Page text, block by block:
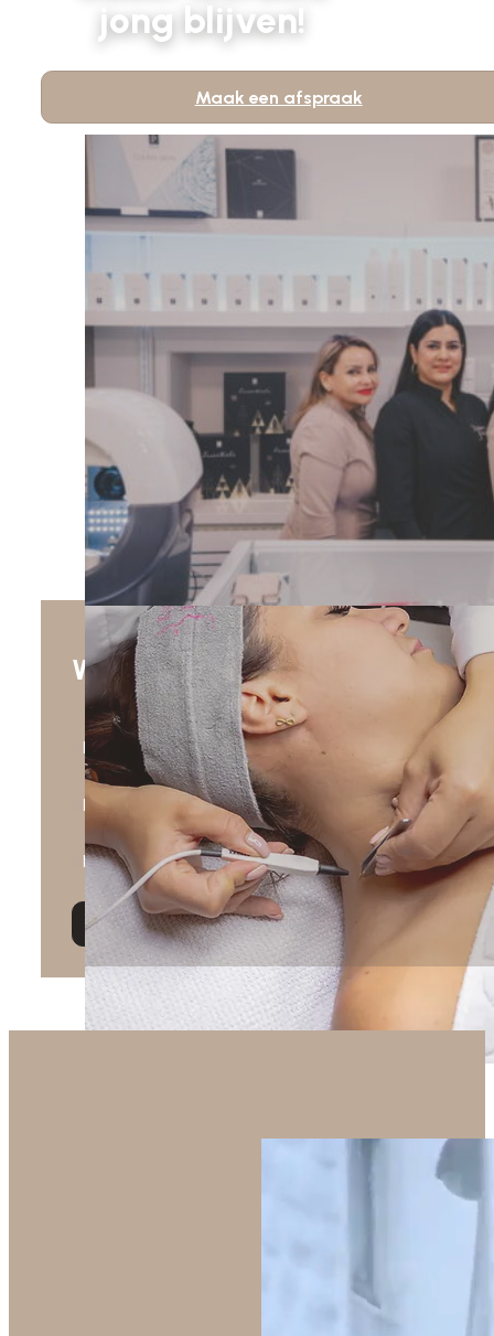
jong blijven!
Maak een afspraak
Waarom voor ons kiezen?
Het verbeteren van de huid
Elke dag behandeling thuis zoals in een kliniek
Boekresultaten in één maand